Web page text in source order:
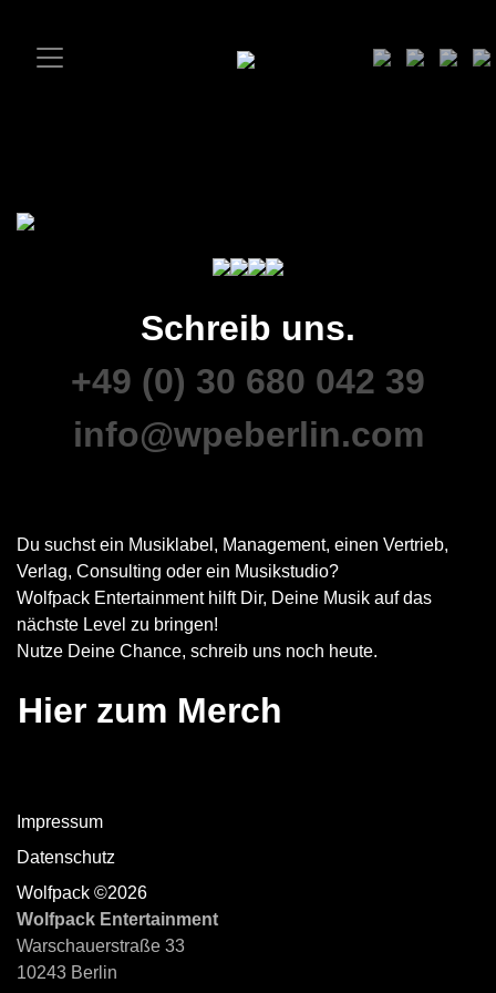
Schreib uns.
+49 (0) 30 680 042 39
info@wpeberlin.com
Du suchst ein Musiklabel, Management, einen Vertrieb,
Verlag, Consulting oder ein Musikstudio?
Wolfpack Entertainment hilft Dir, Deine Musik auf das
nächste Level zu bringen!
Nutze Deine Chance, schreib uns noch heute.
Hier zum Merch
Impressum
Datenschutz
Wolfpack ©2026
Wolfpack Entertainment
Warschauerstraße 33
10243 Berlin